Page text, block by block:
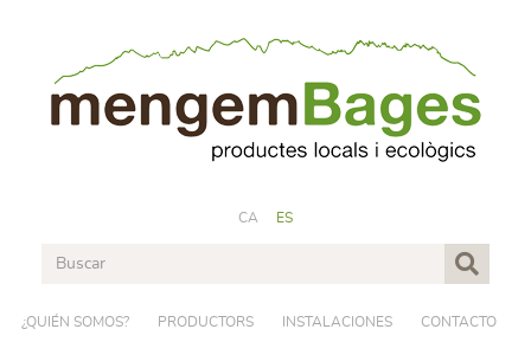
CA ES
¿QUIÉN SOMOS? PRODUCTORS INSTALACIONES CONTACTO